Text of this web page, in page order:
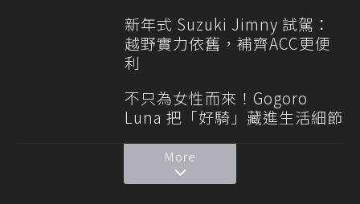
新年式 Suzuki Jimny 試駕：
越野實力依舊，補齊ACC更便
利
不只為女性而來！Gogoro
Luna 把「好騎」藏進生活細節
More